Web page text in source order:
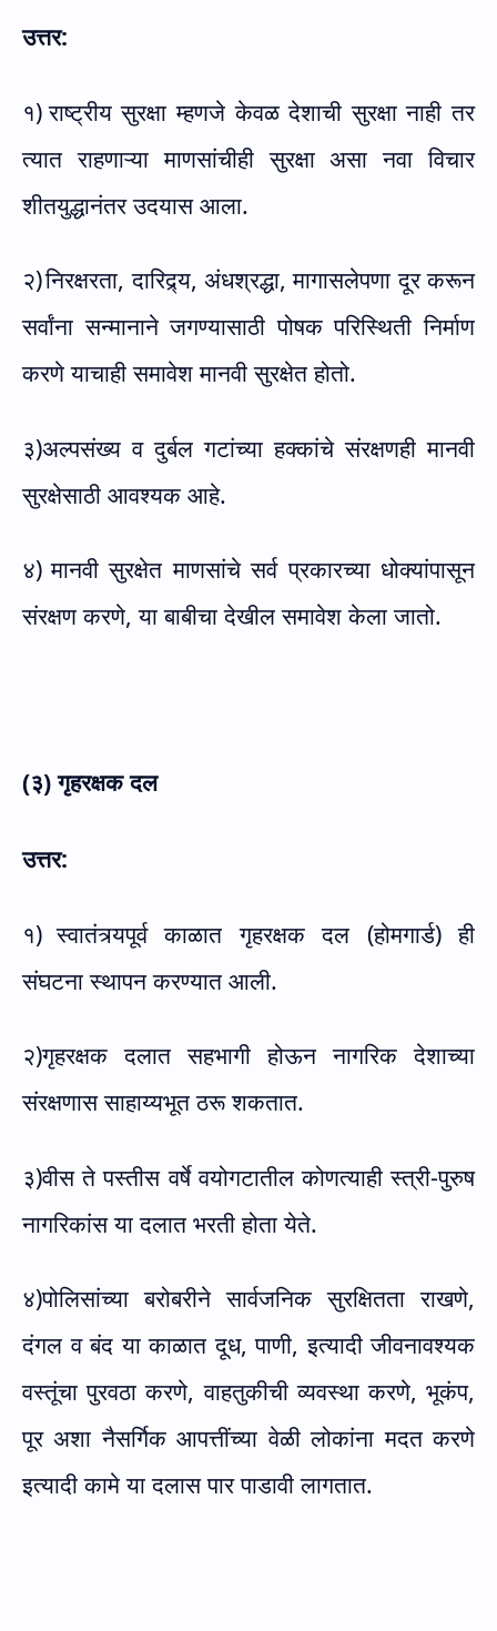
उत्तर:
१)राष्ट्रीय सुरक्षा म्हणजे केवळ देशाची सुरक्षा नाही तर
त्यात राहणाऱ्या माणसांचीही सुरक्षा असा नवा विचार
शीतयुद्धानंतर उदयास आला.
२)निरक्षरता,दारिद्र्य,अंधश्रद्धा,मागासलेपणा दूर करून
सर्वांना सन्मानाने जगण्यासाठी पोषक परिस्थिती निर्माण
करणे याचाही समावेश मानवी सुरक्षेत होतो.
३)अल्पसंख्य व दुर्बल गटांच्या हक्कांचे संरक्षणही मानवी
सुरक्षेसाठी आवश्यक आहे.
४) मानवी सुरक्षेत माणसांचे सर्व प्रकारच्या धोक्यांपासून
संरक्षण करणे, या बाबीचा देखील समावेश केला जातो.
(३) गृहरक्षक दल
उत्तर:
१) स्वातंत्र्यपूर्व काळात गृहरक्षक दल (होमगार्ड) ही
संघटना स्थापन करण्यात आली.
२)गृहरक्षक दलात सहभागी होऊन नागरिक देशाच्या
संरक्षणास साहाय्यभूत ठरू शकतात.
३)वीस ते पस्तीस वर्षे वयोगटातील कोणत्याही स्त्री-पुरुष
नागरिकांस या दलात भरती होता येते.
४)पोलिसांच्या बरोबरीने सार्वजनिक सुरक्षितता राखणे,
दंगल व बंद या काळात दूध,पाणी,इत्यादी जीवनावश्यक
वस्तूंचा पुरवठा करणे,वाहतुकीची व्यवस्था करणे,भूकंप,
पूर अशा नैसर्गिक आपत्तींच्या वेळी लोकांना मदत करणे
इत्यादी कामे या दलास पार पाडावी लागतात.